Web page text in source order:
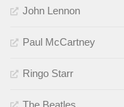
John Lennon
Paul McCartney
Ringo Starr
The Beatles